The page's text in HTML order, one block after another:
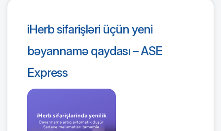
iHerb sifarişləri üçün yeni
bəyannamə qaydası – ASE
Express